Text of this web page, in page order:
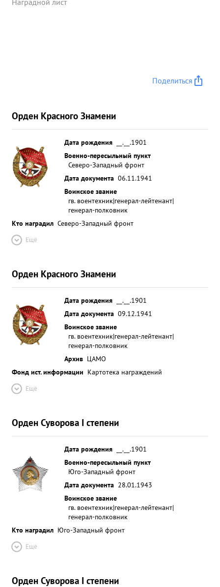
Наградной лист
Поделиться
Орден Красного Знамени
Дата рождения
__.__.1901
Военно-пересыльный пункт
Северо-Западный фронт
Дата документа 06.11.1941
Воинское звание
гв. воентехник|генерал-лейтенант|
генерал-полковник
Кто наградил Северо-Западный фронт
Ещё
Орден Красного Знамени
Дата рождения
__.__.1901
Дата документа 09.12.1941
Воинское звание
гв. воентехник|генерал-лейтенант|
генерал-полковник
Архив ЦАМО
Фонд ист. информации Картотека награждений
Ещё
Орден Суворова I степени
Дата рождения
__.__.1901
Военно-пересыльный пункт
Юго-Западный фронт
Дата документа 28.01.1943
Воинское звание
гв. воентехник|генерал-лейтенант|
генерал-полковник
Кто наградил Юго-Западный фронт
Ещё
Орден Суворова I степени